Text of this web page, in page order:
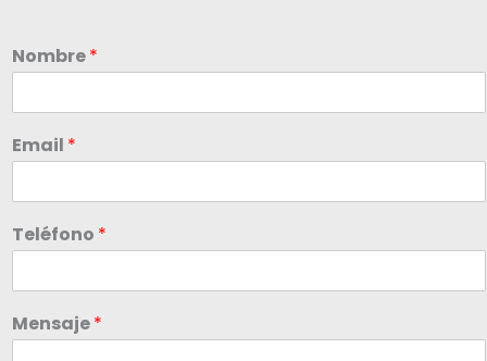
Nombre*
Email *
Teléfono *
Mensaje*